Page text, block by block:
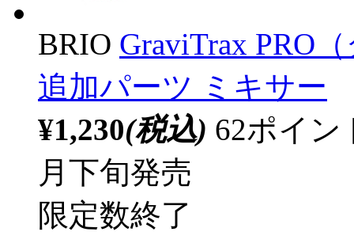
BRIO GraviTrax PRO
追加パーツ ミキサー
¥1,230(税込) 62ポイ
月下旬発売
限定数終了